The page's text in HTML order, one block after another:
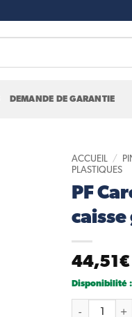
DEMANDE DE GARANTIE
ACCUEIL /
PLASTIQUES
PF
44,51 €
Disponibilité :
quantité de